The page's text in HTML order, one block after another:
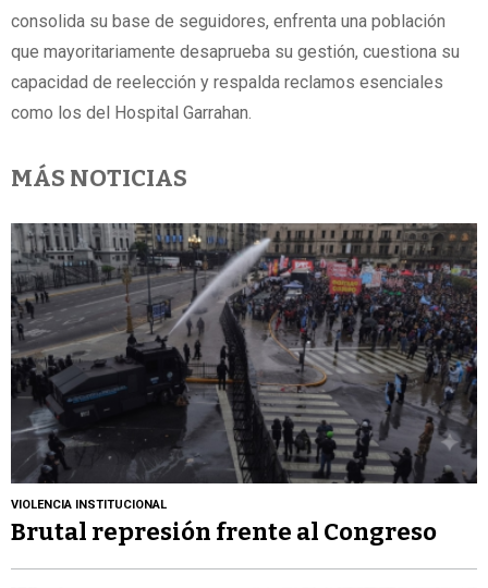
consolida su base de seguidores, enfrenta una población
que mayoritariamente desaprueba su gestión, cuestiona su
capacidad de reelección y respalda reclamos esenciales
como los del Hospital Garrahan.
MÁS NOTICIAS
VIOLENCIA INSTITUCIONAL
Brutal represión frente al Congreso